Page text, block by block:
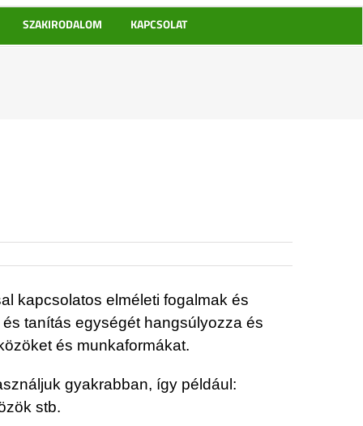
SZAKIRODALOM KAPCSOLAT
kapcsolatos elméleti fogalmak és
tanítás egységét hangsúlyozza és
és munkaformákat.
gyakrabban, így például:
stb.